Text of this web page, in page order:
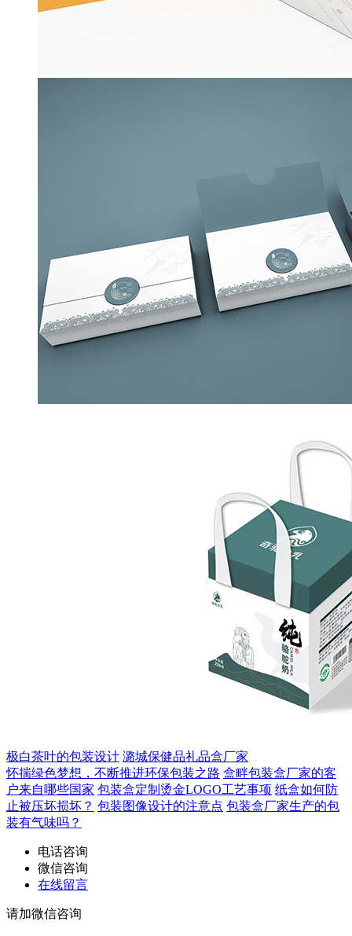
极白茶叶的包装设计 潞城保健品礼品盒厂家
怀揣绿色梦想，不断推进环保包装之路 盒畔包装盒厂家的客
户来自哪些国家 包装盒定制烫金LOGO工艺事项 纸盒如何防
止被压坏损坏？ 包装图像设计的注意点 包装盒厂家生产的包
装有气味吗？
电话咨询
微信咨询
在线留言
请加微信咨询